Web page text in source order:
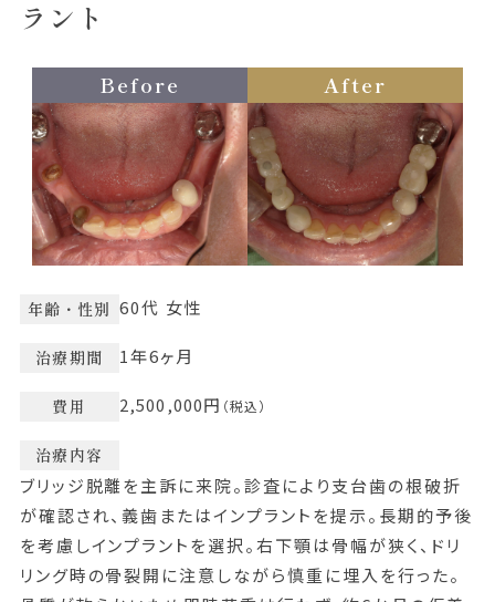
ラント
Before After
年齢・性別 60代 女性
治療期間 1年6ヶ月
費用 2,500,000円 （税込）
治療内容
ブリッジ脱離を主訴に来院。診査により支台歯の根破折
が確認され、義歯またはインプラントを提示。長期的予後
を考慮しインプラントを選択。右下顎は骨幅が狭く、ドリ
リング時の骨裂開に注意しながら慎重に埋入を行った。